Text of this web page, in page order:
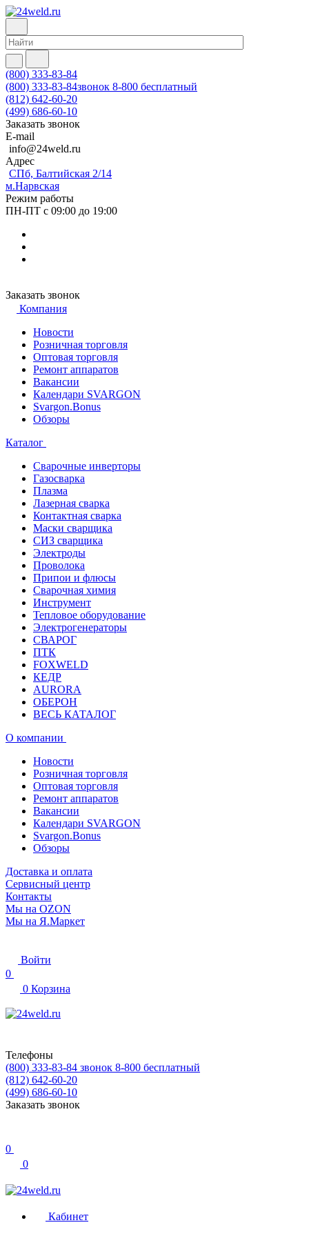
(800) 333-83-84
(800) 333-83-84звонок 8-800 бесплатный
(812) 642-60-20
(499) 686-60-10
Заказать звонок
E-mail
info@24weld.ru
Адрес
СПб, Балтийская 2/14
м.Нарвская
Режим работы
ПН-ПТ с 09:00 до 19:00
Заказать звонок
Компания
Новости
Розничная торговля
Оптовая торговля
Ремонт аппаратов
Вакансии
Календари SVARGON
Svargon.Bonus
Обзоры
Каталог
Сварочные инверторы
Газосварка
Плазма
Лазерная сварка
Контактная сварка
Маски сварщика
СИЗ сварщика
Электроды
Проволока
Припои и флюсы
Сварочная химия
Инструмент
Тепловое оборудование
Электрогенераторы
СВАРОГ
ПТК
FOXWELD
КЕДР
AURORA
ОБЕРОН
ВЕСЬ КАТАЛОГ
О компании
Новости
Розничная торговля
Оптовая торговля
Ремонт аппаратов
Вакансии
Календари SVARGON
Svargon.Bonus
Обзоры
Доставка и оплата
Сервисный центр
Контакты
Мы на OZON
Мы на Я.Маркет
Войти
0
0 Корзина
Телефоны
(800) 333-83-84 звонок 8-800 бесплатный
(812) 642-60-20
(499) 686-60-10
Заказать звонок
0
0
Кабинет